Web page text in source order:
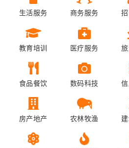
生活服务 商务服务
教育培训 医疗服务
食品餐饮 数码科技
房产地产 农林牧渔